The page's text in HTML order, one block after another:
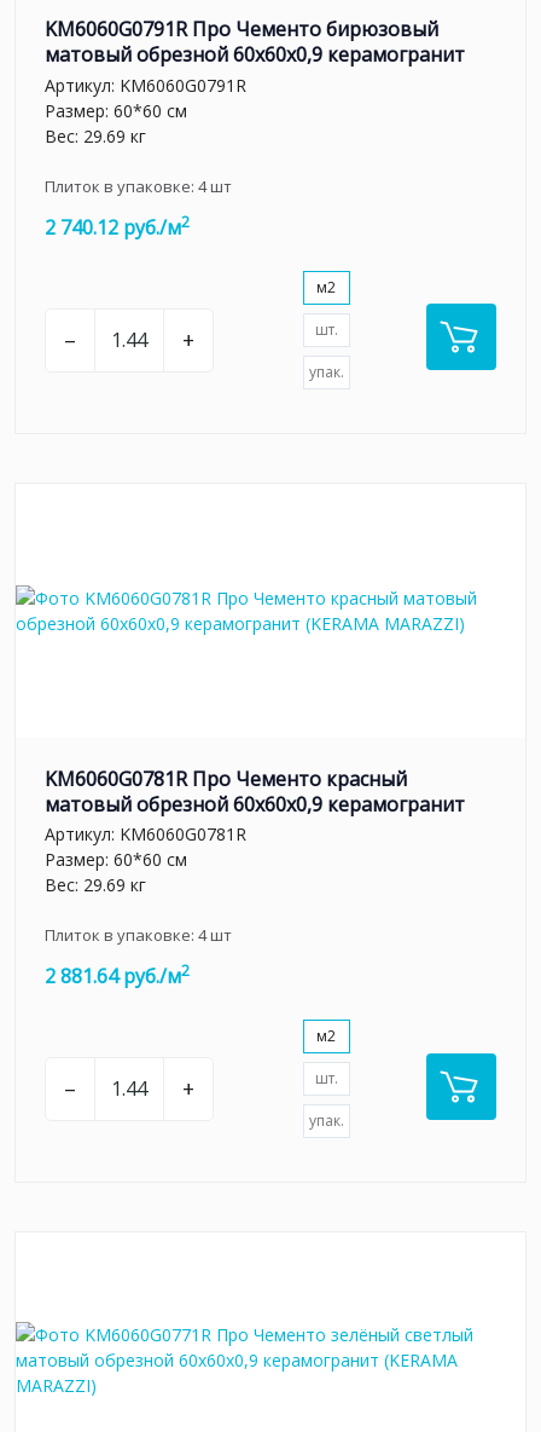
KM6060G0791R Про Чементо бирюзовый
матовый обрезной 60х60x0,9 керамогранит
Артикул: KM6060G0791R
Размер: 60*60 см
Вес: 29.69 кг
Плиток в упаковке: 4шт
2 740.12 руб./м2
– +
м2
шт.
упак.
KM6060G0781R Про Чементо красный
матовый обрезной 60х60x0,9 керамогранит
Артикул: KM6060G0781R
Размер: 60*60 см
Вес: 29.69 кг
Плиток в упаковке: 4шт
2 881.64 руб./м2
– +
м2
шт.
упак.